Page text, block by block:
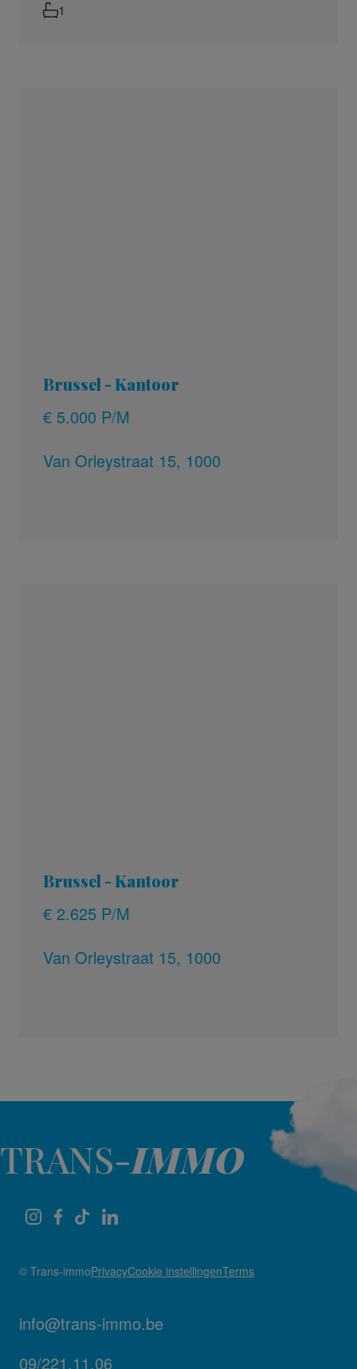
1
Brussel - Kantoor
€ 5.000 P/M
Van Orleystraat 15, 1000
Brussel - Kantoor
€ 2.625 P/M
Van Orleystraat 15, 1000
TRANS-IMMO
© Trans-immoPrivacyCookie instellingenTerms
info@trans-immo.be
09/221.11.06